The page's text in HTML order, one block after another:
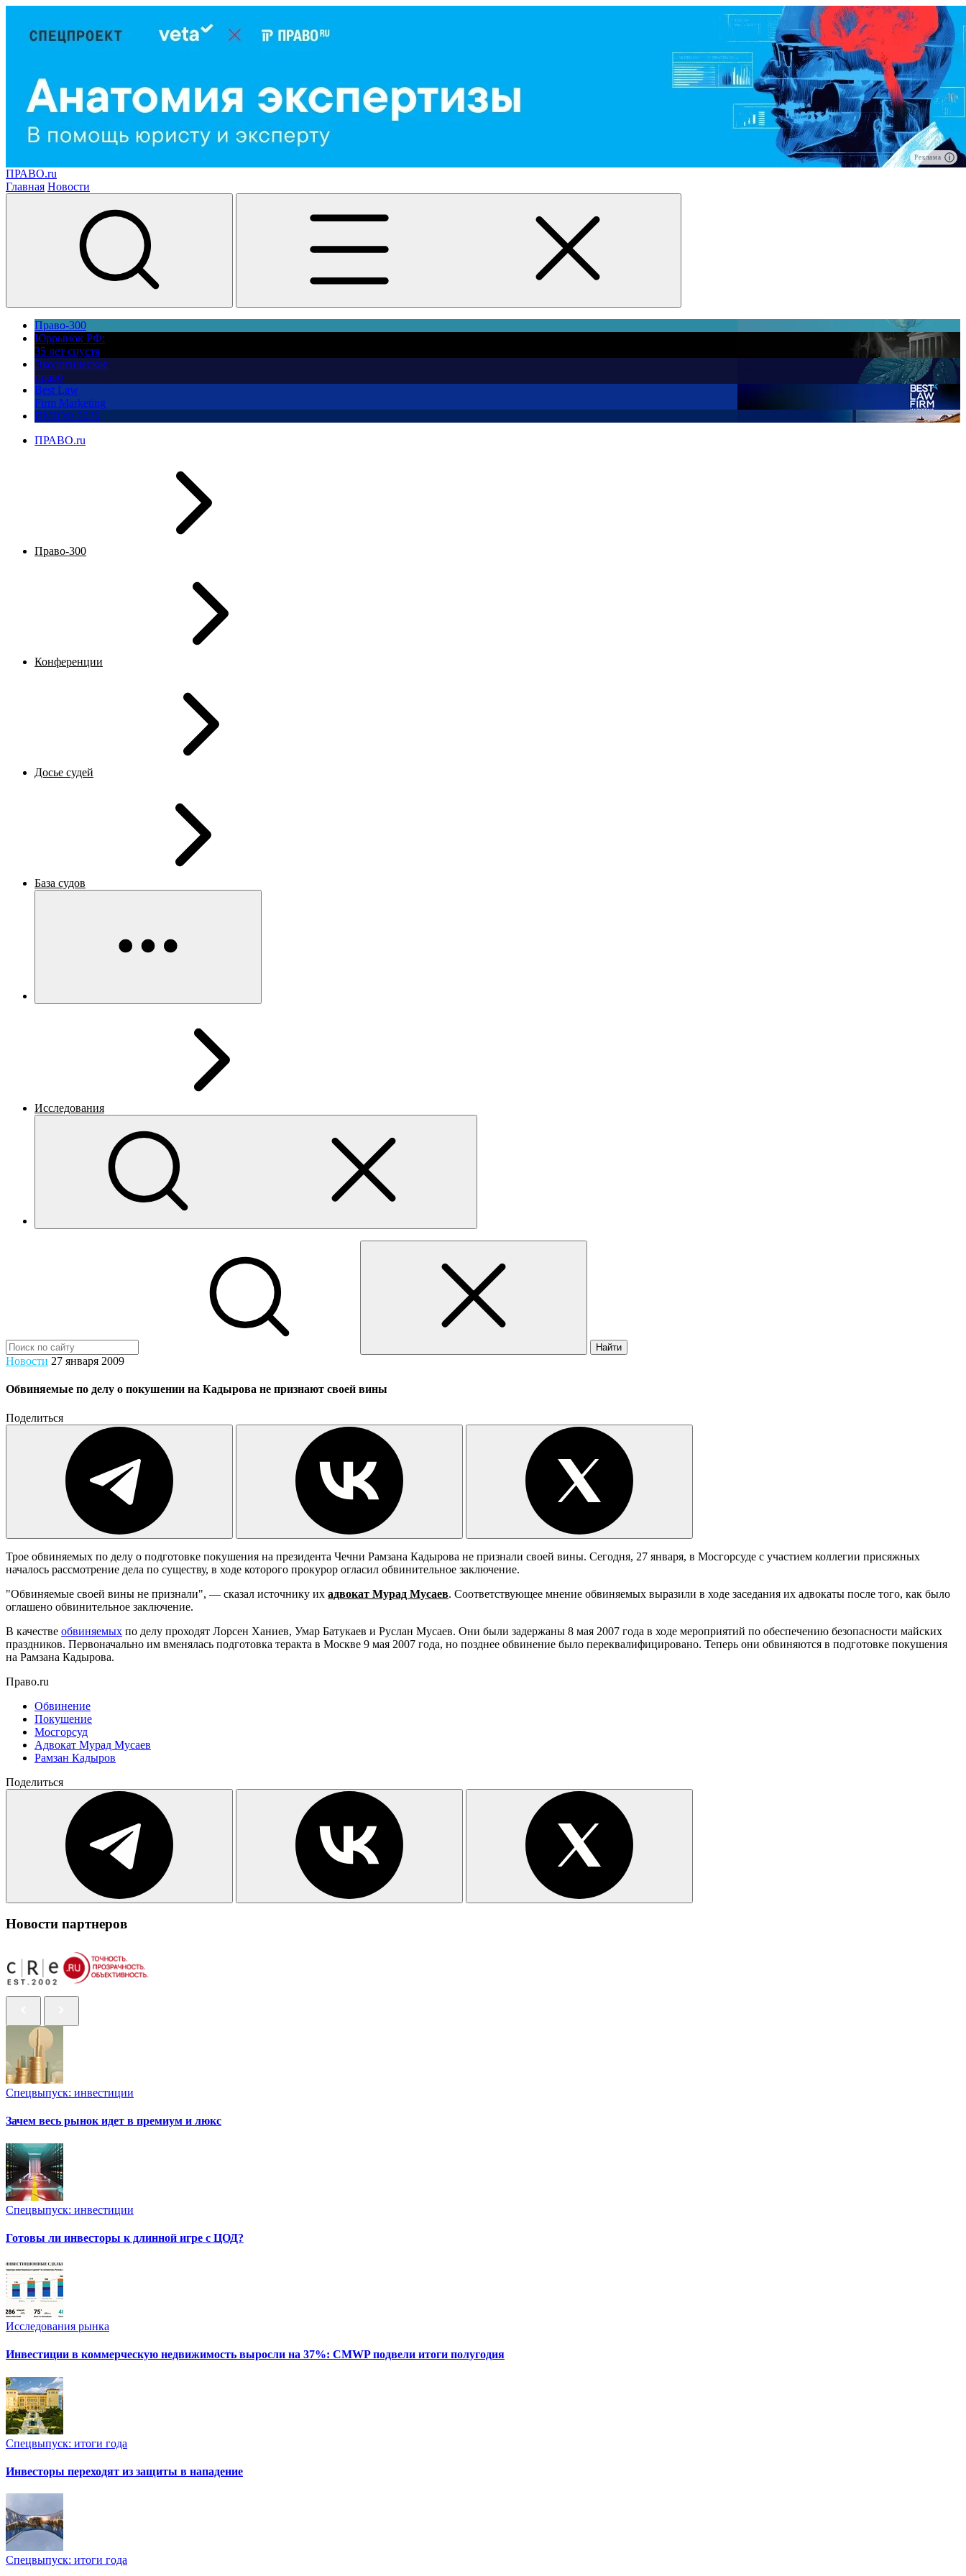
Реклама
ПРАВО.ru
Главная Новости
Право-300
Юррынок РФ:
35 лет спустя
Экологическое
право
Best Law
Firm Marketing
ПМЮФ 2026
ПРАВО.ru
Право-300
Конференции
Досье судей
База судов
Исследования
Найти
Новости 27 января 2009
Обвиняемые по делу о покушении на Кадырова не признают своей вины
Поделиться
Трое обвиняемых по делу о подготовке покушения на президента Чечни Рамзана Кадырова не признали своей вины. Сегодня, 27 января, в Мосгорсуде с участием коллегии присяжных
началось рассмотрение дела по существу, в ходе которого прокурор огласил обвинительное заключение.
"Обвиняемые своей вины не признали", — сказал источнику их адвокат Мурад Мусаев. Соответствующее мнение обвиняемых выразили в ходе заседания их адвокаты после того, как было
оглашено обвинительное заключение.
В качестве обвиняемых по делу проходят Лорсен Ханиев, Умар Батукаев и Руслан Мусаев. Они были задержаны 8 мая 2007 года в ходе мероприятий по обеспечению безопасности майских
праздников. Первоначально им вменялась подготовка теракта в Москве 9 мая 2007 года, но позднее обвинение было переквалифицировано. Теперь они обвиняются в подготовке покушения
на Рамзана Кадырова.
Право.ru
Обвинение
Покушение
Мосгорсуд
Адвокат Мурад Мусаев
Рамзан Кадыров
Поделиться
Новости партнеров
Спецвыпуск: инвестиции
Зачем весь рынок идет в премиум и люкс
Спецвыпуск: инвестиции
Готовы ли инвесторы к длинной игре с ЦОД?
Исследования рынка
Инвестиции в коммерческую недвижимость выросли на 37%: CMWP подвели итоги полугодия
Спецвыпуск: итоги года
Инвесторы переходят из защиты в нападение
Спецвыпуск: итоги года